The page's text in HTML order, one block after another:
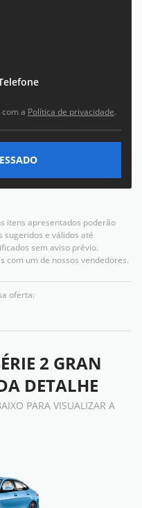
itens apresentados poderão
sugeridos e válidos até
sem aviso prévio.
com um de nossos vendedores.
oferta:
a Política de privacidade.
2 GRAN
DETALHE
PARA VISUALIZAR A